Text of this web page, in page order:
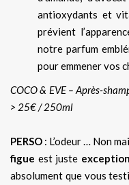
antioxydants et
prévient
notre parfum
pour emmener vos
COCO & EVE – Après-
> 25€ / 250ml
PERSO : L’odeur … Non
figue est juste
absolument que vous